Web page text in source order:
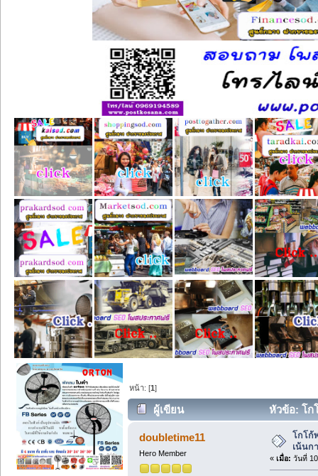
หน้า: [1]
ผู้เขียน หัวข้อ: โก
doubletime11
Hero Member
โกโก้
เน้นก
« เมื่อ: วันที่